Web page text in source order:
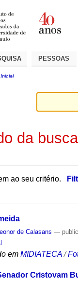
PESSOAS
da busca
ao seu critério.
de Calasans —
em MIDIATECA /
Cristovam